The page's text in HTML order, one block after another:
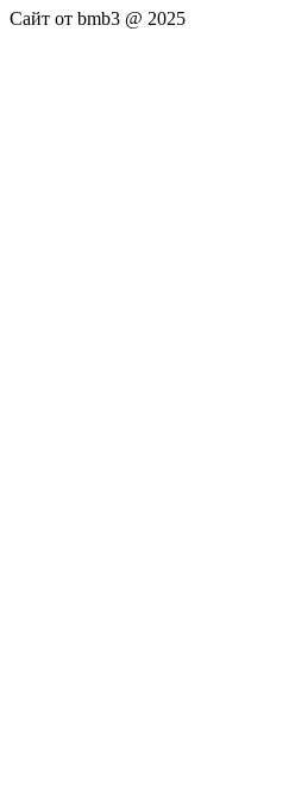
Сайт от bmb3 @ 2025